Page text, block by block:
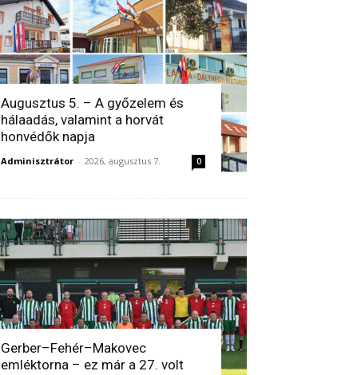
Augusztus 5. – A győzelem és
hálaadás, valamint a horvát
honvédők napja
Adminisztrátor - 2026, augusztus 7. 0
Gerber–Fehér–Makovec
emléktorna – ez már a 27. volt